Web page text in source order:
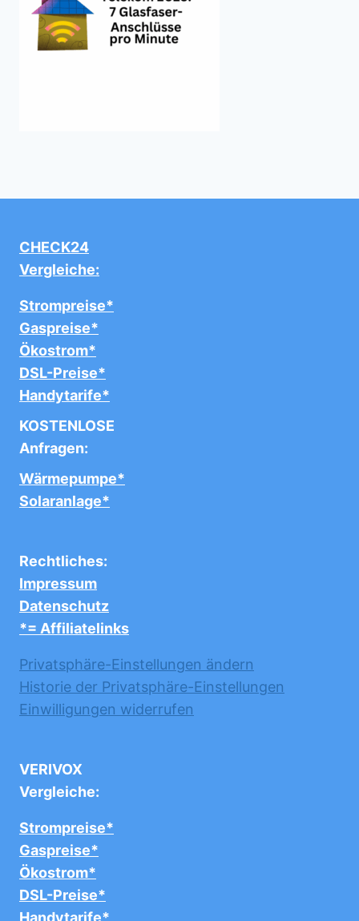
CHECK24
Vergleiche:
Strompreise*
Gaspreise*
Ökostrom*
DSL-Preise*
Handytarife*
KOSTENLOSE
Anfragen:
Wärmepumpe*
Solaranlage*
Rechtliches:
Impressum
Datenschutz
*= Affiliatelinks
Privatsphäre-Einstellungen ändern
Historie der Privatsphäre-Einstellungen
Einwilligungen widerrufen
VERIVOX
Vergleiche:
Strompreise*
Gaspreise*
Ökostrom*
DSL-Preise*
Handytarife*